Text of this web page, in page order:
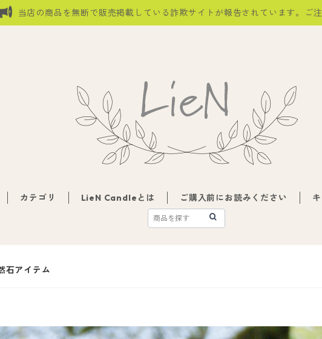
当店の商品を無断で販売掲載している詐欺サイトが報告されています。ご
カテゴリ LieN Candleとは ご購入前にお読みください
石アイテム